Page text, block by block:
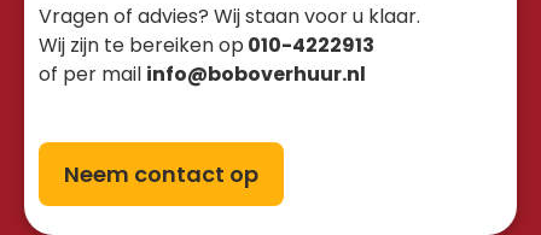
Vragen of advies? Wij staan voor u klaar.
Wij zijn te bereiken op 010-4222913
of per mail info@boboverhuur.nl
Neem contact op